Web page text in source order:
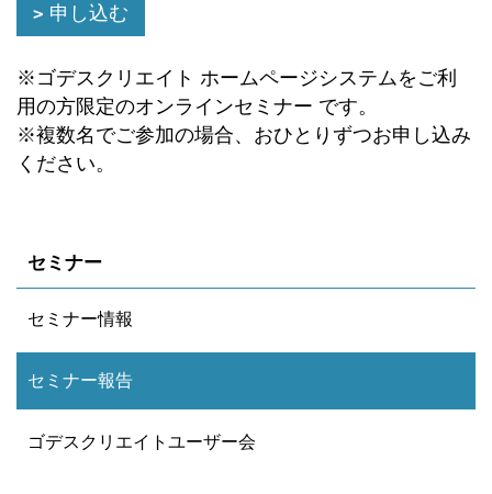
申し込む
※ゴデスクリエイト ホームページシステムをご利
用の方限定のオンラインセミナー です。
※複数名でご参加の場合、おひとりずつお申し込み
ください。
セミナー
セミナー情報
セミナー報告
ゴデスクリエイトユーザー会